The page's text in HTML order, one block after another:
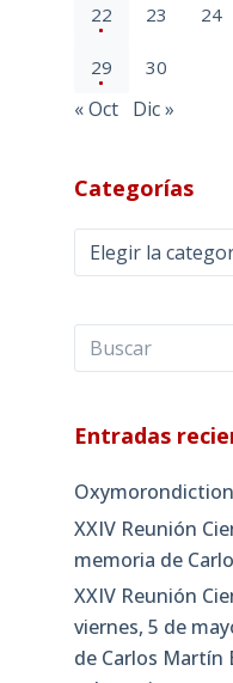
22 23 24
29 30
« Oct Dic »
Categorías
Categorías
Entradas
XXIV Reunión
memoria de
XXIV Reunión
viernes, 5 de
de Carlos Martín